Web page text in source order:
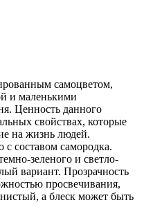
самоцветом,
и маленькими
Ценность данного
свойствах, которые
на жизнь людей.
с составом самородка.
зеленого и светло-
вариант. Прозрачность
просвечивания,
а блеск может быть